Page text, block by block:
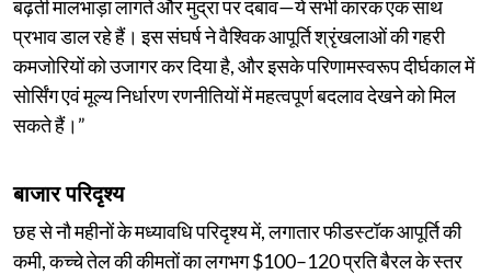
बढ़ती मालभाड़ा लागतें और मुद्रा पर दबाव—ये सभी कारक एक साथ
प्रभाव डाल रहे हैं। इस संघर्ष ने वैश्विक आपूर्ति श्रृंखलाओं की गहरी
कमजोरियों को उजागर कर दिया है, और इसके परिणामस्वरूप दीर्घकाल में
सोर्सिंग एवं मूल्य निर्धारण रणनीतियों में महत्वपूर्ण बदलाव देखने को मिल
सकते हैं।”
बाजार परिदृश्य
छह से नौ महीनों के मध्यावधि परिदृश्य में, लगातार फीडस्टॉक आपूर्ति की
कमी, कच्चे तेल की कीमतों का लगभग $100–120 प्रति बैरल के स्तर